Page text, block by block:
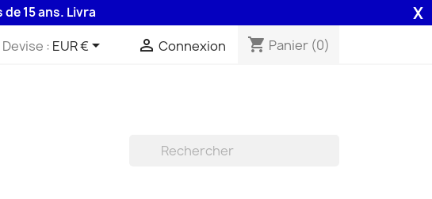
Livraison 48H assurée par la Poste . X
Devise : EUR €  Connexion shopping_cart Panier (0)